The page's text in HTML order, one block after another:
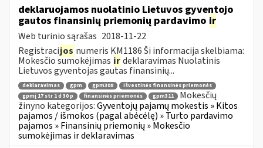
deklaruojamos nuolatinio Lietuvos gyventojo
gautos finansinių priemonių pardavimo ir
Web turinio sąrašas 2018-11-22
Registracijos numeris KM1186 Ši informacija skelbiama:
Mokesčio sumokėjimas irdeklaravimas Nuolatinis
Lietuvos gyventojas gautas finansinių...
deklaravimas gpm gpm308
išvestinės finansinės priemonės
gpmį 17 str 1 d 30 p
finansinės priemonės gpm311
Mokesčių
žinyno kategorijos:Gyventojų pajamų mokestis » Kitos
pajamos / išmokos (pagal abėcėlę) » Turto pardavimo
pajamos » Finansinių priemonių » Mokesčio
sumokėjimas ir deklaravimas